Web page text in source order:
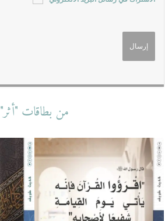
من بطاقات "أثر"